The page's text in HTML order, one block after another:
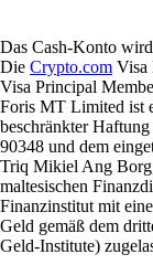
Das Cash-Konto
Die Crypto.com Visa
Visa Principal
Foris MT Limited ist
beschränkter
90348 und dem
Triq Mikiel Ang
maltesischen
Finanzinstitut mit
Geld gemäß dem
Geld-Institute)